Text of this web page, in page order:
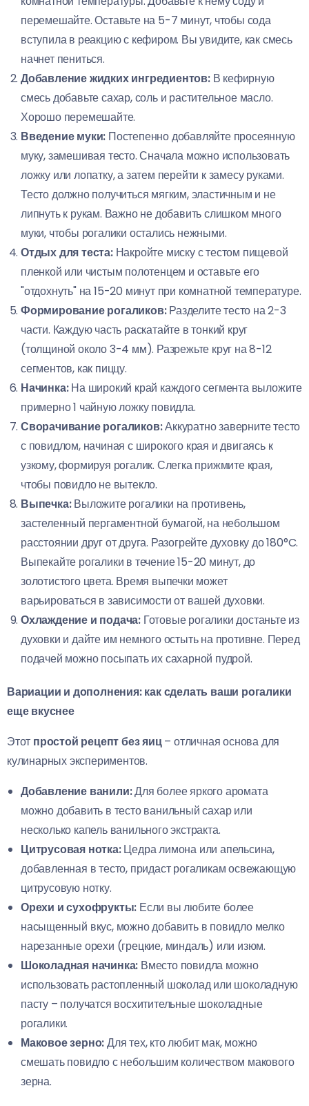
перемешайте. Оставьте на 5-7 минут, чтобы сода
вступила в реакцию с кефиром. Вы увидите, как смесь
начнет пениться.
Добавление жидких ингредиентов:В кефирную
смесь добавьте сахар, соль и растительное масло.
Хорошо перемешайте.
Введение муки: Постепенно добавляйте просеянную
муку, замешивая тесто. Сначала можно использовать
ложку или лопатку, а затем перейти к замесу руками.
Тесто должно получиться мягким, эластичным и не
липнуть к рукам. Важно не добавить слишком много
муки, чтобы рогалики остались нежными.
Отдых для теста:Накройте миску с тестом пищевой
пленкой или чистым полотенцем и оставьте его
"отдохнуть" на 15-20 минут при комнатной температуре.
Формирование рогаликов:Разделите тесто на 2-3
части. Каждую часть раскатайте в тонкий круг
(толщиной около 3-4 мм). Разрежьте круг на 8-12
сегментов, как пиццу.
Начинка:На широкий край каждого сегмента выложите
примерно 1 чайную ложку повидла.
Сворачивание рогаликов:Аккуратно заверните тесто
с повидлом, начиная с широкого края и двигаясь к
узкому, формируя рогалик. Слегка прижмите края,
чтобы повидло не вытекло.
Выпечка:Выложите рогалики на противень,
застеленный пергаментной бумагой, на небольшом
расстоянии друг от друга. Разогрейте духовку до 180°C.
Выпекайте рогалики в течение 15-20 минут, до
золотистого цвета. Время выпечки может
варьироваться в зависимости от вашей духовки.
Охлаждение и подача: Готовые рогалики достаньте из
духовки и дайте им немного остыть на противне. Перед
подачей можно посыпать их сахарной пудрой.
Вариации и дополнения: как сделать ваши рогалики
еще вкуснее
Этот простой рецепт без яиц– отличная основа для
кулинарных экспериментов.
Добавление ванили:Для более яркого аромата
можно добавить в тесто ванильный сахар или
несколько капель ванильного экстракта.
Цитрусовая нотка:Цедра лимона или апельсина,
добавленная в тесто, придаст рогаликам освежающую
цитрусовую нотку.
Орехи и сухофрукты: Если вы любите более
насыщенный вкус, можно добавить в повидло мелко
нарезанные орехи (грецкие, миндаль) или изюм.
Шоколадная начинка: Вместо повидла можно
использовать растопленный шоколад или шоколадную
пасту – получатся восхитительные шоколадные
рогалики.
Маковое зерно:Для тех, кто любит мак, можно
смешать повидло с небольшим количеством макового
зерна.